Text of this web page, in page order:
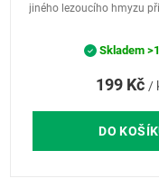
199 Kč /
DO
jiného lezoucího hmyzu
Skladem